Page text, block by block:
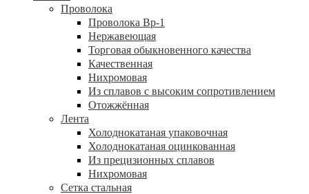
Проволока
Проволока Вр-1
Нержавеющая
Торговая обыкновенного качества
Качественная
Нихромовая
Из сплавов с высоким сопротивлением
Отожжённая
Лента
Холоднокатаная упаковочная
Холоднокатаная оцинкованная
Из прецизионных сплавов
Нихромовая
Сетка стальная